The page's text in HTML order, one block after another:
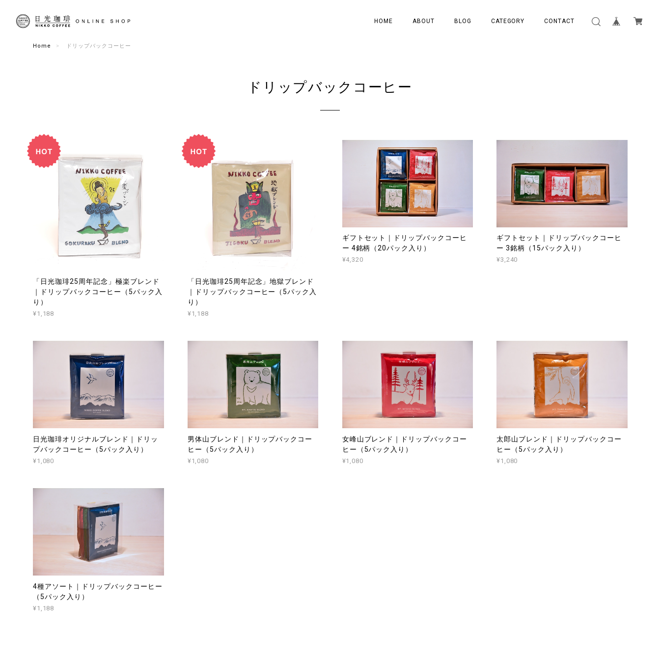
HOME ABOUT BLOG CATEGORY CONTACT
Home ドリップバックコーヒー
ドリップバックコーヒー
「日光珈琲25周年記念」極楽ブレンド
｜ドリップバックコーヒー（5パック入
り）
¥1,188
「日光珈琲25周年記念」地獄ブレンド
｜ドリップバックコーヒー（5パック入
り）
¥1,188
ギフトセット｜ドリップバックコーヒ
ー 4銘柄（20パック入り）
¥4,320
ギフトセット｜ドリップバックコーヒ
ー 3銘柄（15パック入り）
¥3,240
日光珈琲オリジナルブレンド｜ドリッ
プバックコーヒー（5パック入り）
¥1,080
男体山ブレンド｜ドリップバックコー
ヒー（5パック入り）
¥1,080
女峰山ブレンド｜ドリップバックコー
ヒー（5パック入り）
¥1,080
太郎山ブレンド｜ドリップバックコー
ヒー（5パック入り）
¥1,080
4種アソート｜ドリップバックコーヒー
（5パック入り）
¥1,188